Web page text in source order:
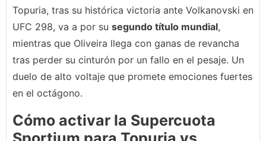
Topuria, tras su histórica victoria ante Volkanovski en
UFC 298, va a por su segundo título mundial,
mientras que Oliveira llega con ganas de revancha
tras perder su cinturón por un fallo en el pesaje. Un
duelo de alto voltaje que promete emociones fuertes
en el octágono.
Cómo activar la Supercuota